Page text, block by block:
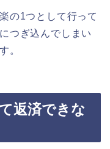
の1つとして行って
つぎ込んでしまい
。
返済できな